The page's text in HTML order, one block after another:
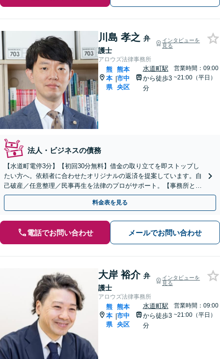
川島 孝之 弁
護士
インタビューを
見る
アロウズ法律事務所
熊
本
県
|
熊本
市中
央区
水道町駅
から徒歩3
分
営業時間：09:00
~21:00（平日）
法人・ビジネスの債務
【水道町電停3分】【初回30分無料】借金の取り立てを即ストップし
たい方へ。依頼者に合わせたオリジナルの返済を提案しています。自
己破産／任意整理／民事再生を法律のプロがサポート。【事務所とし
て相談年間200件以上】
料金表を見る
電話でお問い合わせ メールでお問い合わせ
大岸 裕介 弁
護士
インタビューを
見る
アロウズ法律事務所
熊
本
県
|
熊本
市中
央区
水道町駅
から徒歩3
分
営業時間：09:00
~21:00（平日）